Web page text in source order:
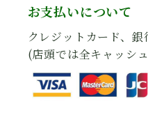
お支払いについて
クレジットカード、銀
(店頭では全キャッシ